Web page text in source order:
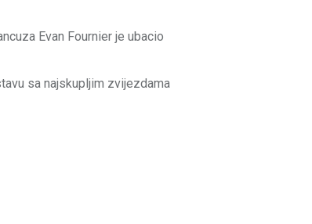
Evan Fournier je ubacio
sa najskupljim zvijezdama